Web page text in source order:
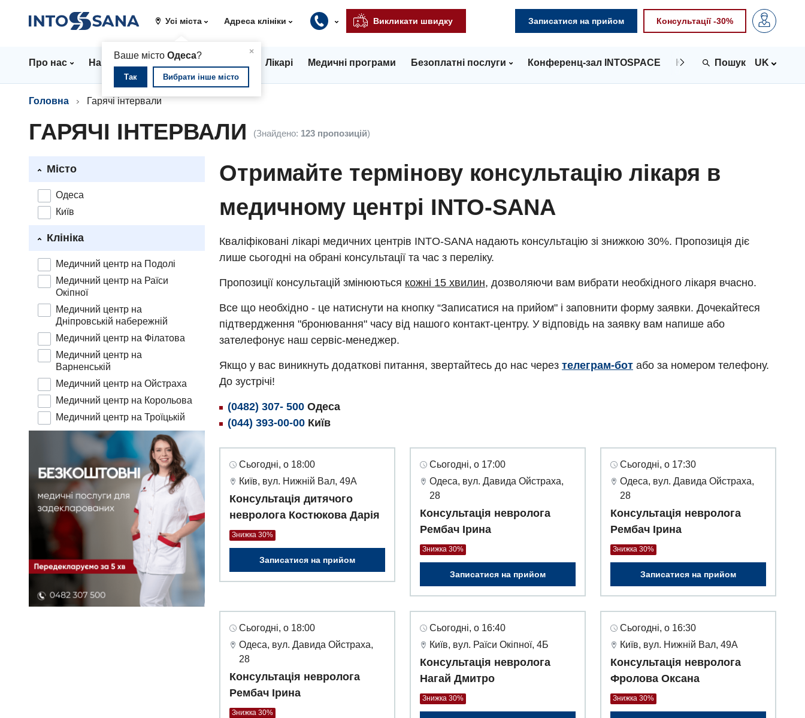
Усі міста
×
Ваше місто Одеса?
Так Вибрати інше місто
Адреса клініки Викликати швидку Записатися на прийом Консультації -30%
Про нас Напрямки Стаціонар Лікарі Медичні програми Безоплатні послуги Конференц-зал INTOSPACE Контакти UK
Головна Гарячі інтервали
ГАРЯЧІ ІНТЕРВАЛИ (Знайдено: 123 пропозицій)
Місто
Одеса
Київ
Клініка
Медичний центр на Подолі
Медичний центр на Раїси
Окіпної
Медичний центр на
Дніпровській набережній
Медичний центр на Філатова
Медичний центр на
Варненській
Медичний центр на Ойстраха
Медичний центр на Корольова
Медичний центр на Троїцькій
Отримайте термінову консультацію лікаря в
медичному центрі INTO-SANA
Кваліфіковані лікарі медичних центрів INTO-SANA надають консультацію зі знижкою 30%. Пропозиція діє
лише сьогодні на обрані консультації та час з переліку.
Пропозиції консультацій змінюються кожні 15 хвилин, дозволяючи вам вибрати необхідного лікаря вчасно.
Все що необхідно - це натиснути на кнопку “Записатися на прийом" і заповнити форму заявки. Дочекайтеся
підтвердження "бронювання" часу від нашого контакт-центру. У відповідь на заявку вам напише або
зателефонує наш сервіс-менеджер.
Якщо у вас виникнуть додаткові питання, звертайтесь до нас через телеграм-бот або за номером телефону.
До зустрічі!
(0482) 307- 500 Одеса
(044) 393-00-00 Київ
Сьогодні, о 18:00
Київ, вул. Нижній Вал, 49А
Консультація дитячого
невролога Костюкова Дарія
Знижка 30%
Записатися на прийом
Сьогодні, о 17:00
Одеса, вул. Давида Ойстраха,
28
Консультація невролога
Рембач Ірина
Знижка 30%
Записатися на прийом
Сьогодні, о 17:30
Одеса, вул. Давида Ойстраха,
28
Консультація невролога
Рембач Ірина
Знижка 30%
Записатися на прийом
Сьогодні, о 18:00
Одеса, вул. Давида Ойстраха,
28
Консультація невролога
Рембач Ірина
Знижка 30%
Сьогодні, о 16:40
Київ, вул. Раїси Окіпної, 4Б
Консультація невролога
Нагай Дмитро
Знижка 30%
Сьогодні, о 16:30
Київ, вул. Нижній Вал, 49А
Консультація невролога
Фролова Оксана
Знижка 30%